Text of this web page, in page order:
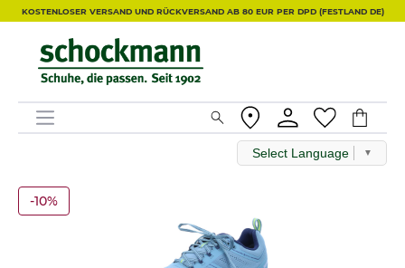
KOSTENLOSER VERSAND UND RÜCKVERSAND AB 80 EUR PER DPD (FESTLAND DE)
Select Language ▼
-10%